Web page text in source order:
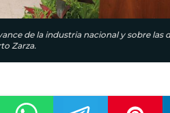
de la industria nacional y sobre las
Zarza.